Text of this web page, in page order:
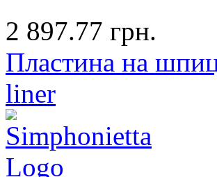
2 897.77 грн.
Пластина на
liner